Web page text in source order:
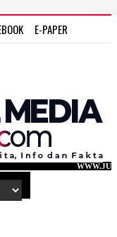
E-PAPER
MEDIA